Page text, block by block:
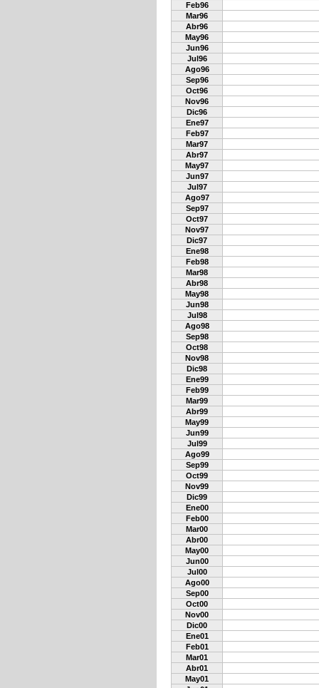
Feb96
Mar96
Abr96
May96
Jun96
Jul96
Ago96
Sep96
Oct96
Nov96
Dic96
Ene97
Feb97
Mar97
Abr97
May97
Jun97
Jul97
Ago97
Sep97
Oct97
Nov97
Dic97
Ene98
Feb98
Mar98
Abr98
May98
Jun98
Jul98
Ago98
Sep98
Oct98
Nov98
Dic98
Ene99
Feb99
Mar99
Abr99
May99
Jun99
Jul99
Ago99
Sep99
Oct99
Nov99
Dic99
Ene00
Feb00
Mar00
Abr00
May00
Jun00
Jul00
Ago00
Sep00
Oct00
Nov00
Dic00
Ene01
Feb01
Mar01
Abr01
May01